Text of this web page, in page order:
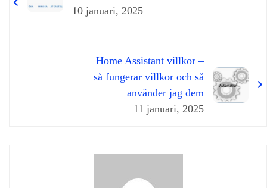
10 januari, 2025
Home Assistant villkor –
så fungerar villkor och så
använder jag dem
11 januari, 2025